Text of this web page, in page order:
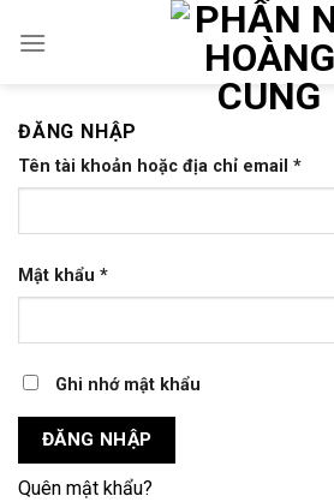
ĐĂNG NHẬP
Tên tài khoản hoặc địa chỉ email *
Mật khẩu *
Ghi nhớ mật khẩu
ĐĂNG NHẬP
Quên mật khẩu?